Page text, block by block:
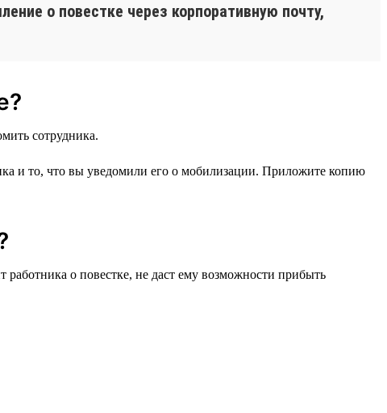
о повестке через корпоративную почту,
сотрудника.
и то, что вы уведомили его о мобилизации. Приложите копию
о повестке, не даст ему возможности прибыть